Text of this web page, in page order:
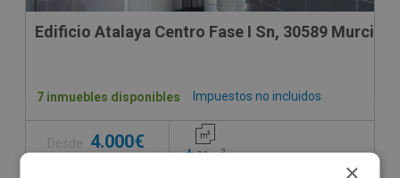
Edificio Atalaya Centro Fase I Sn, 30589 Murcia -
Impuestos no incluidos
7 inmuebles disponibles
Desde 4.000€
+ 20m2
×